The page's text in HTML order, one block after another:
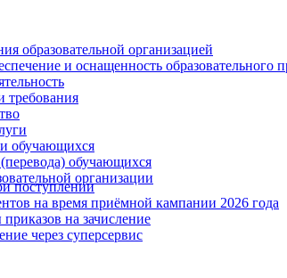
образовательной организацией
и оснащенность образовательного
требования
обучающихся
обучающихся
организации
поступлении
на время приёмной кампании 2026 года
на зачисление
через суперсервис